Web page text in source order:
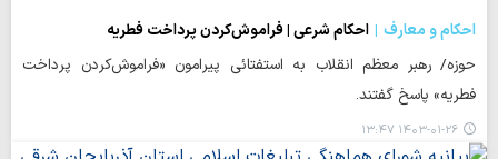
احکام و معارف
احکام شرعی | فراموش‌کردن پرداخت فطریه
حوزه/ رهبر معظم انقلاب به استفتائی پیرامون «فراموش‌کردن پرداخت
فطریه» پاسخ گفتند.
۱۴۰۳-۰۱-۲۶ ۱۳:۴۷